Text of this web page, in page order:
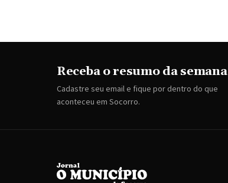
Receba o resumo da semana
Cadastre seu email e fique por dentro do que
aconteceu em Socorro.